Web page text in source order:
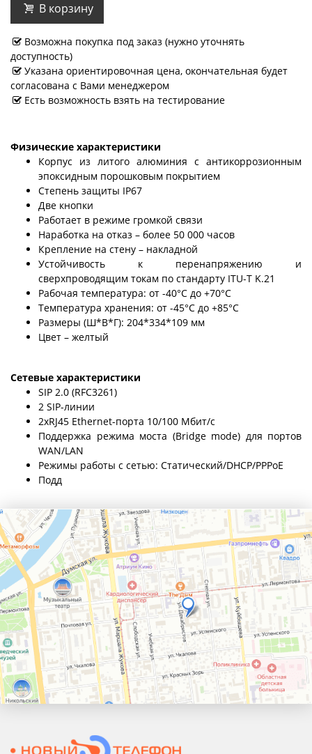
В корзину
Возможна покупка под заказ (нужно уточнять
доступность)
Указана ориентировочная цена, окончательная будет
согласована с Вами менеджером
Есть возможность взять на тестирование
Физические характеристики
Корпус из литого алюминия с антикоррозионным
эпоксидным порошковым покрытием
Степень защиты IP67
Две кнопки
Работает в режиме громкой связи
Наработка на отказ – более 50 000 часов
Крепление на стену – накладной
Устойчивость к перенапряжению и
сверхпроводящим токам по стандарту ITU-T K.21
Рабочая температура: от -40°C до +70°C
Температура хранения: от -45°C до +85°C
Размеры (Ш*В*Г): 204*334*109 мм
Цвет – желтый
Сетевые характеристики
SIP 2.0 (RFC3261)
2 SIP-линии
2хRJ45 Ethernet-порта 10/100 Мбит/с
Поддержка режима моста (Bridge mode) для портов
WAN/LAN
Режимы работы с сетью: Статический/DHCP/PPPoE
Подд